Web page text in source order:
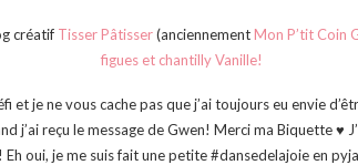
créatif Tisser Pâtisser(anciennement Mon P’tit Coin
figues et chantilly Vanille!
et je ne vous cache pas que j’ai toujours eu envie
j’ai reçu le message de Gwen! Merci ma Biquette ♥
Eh oui, je me suis fait une petite #dansedelajoie en